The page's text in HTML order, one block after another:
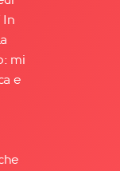
In
mi
e